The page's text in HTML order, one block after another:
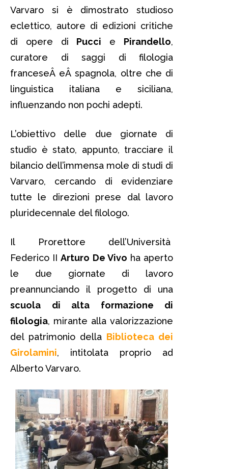
Varvaro si è dimostrato studioso
eclettico, autore di edizioni critiche
di opere di Pucci e Pirandello,
curatore di saggi di filologia
franceseÂ eÂ spagnola, oltre che di
linguistica italiana e siciliana,
influenzando non pochi adepti.
L’obiettivo delle due giornate di
studio è stato, appunto, tracciare il
bilancio dell’immensa mole di studi di
Varvaro, cercando di evidenziare
tutte le direzioni prese dal lavoro
pluridecennale del filologo.
Il Prorettore dell’Università
Federico IIArturo De Vivo ha aperto
le due giornate di lavoro
preannunciando il progetto di una
scuola di alta formazione di
filologia, mirante alla valorizzazione
del patrimonio della Biblioteca dei
Girolamini, intitolata proprio ad
Alberto Varvaro.